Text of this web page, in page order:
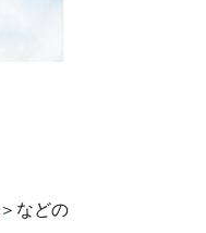
＞などの